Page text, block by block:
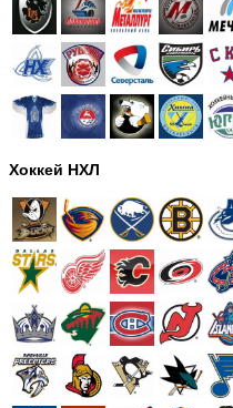
Хоккей НХЛ